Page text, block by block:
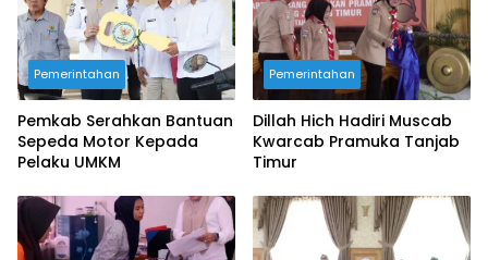
Pemerintahan
Pemkab Serahkan Bantuan
Sepeda Motor Kepada
Pelaku UMKM
Pemerintahan
Dillah Hich Hadiri Muscab
Kwarcab Pramuka Tanjab
Timur